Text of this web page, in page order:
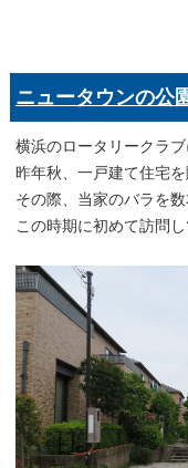
ニュータウンの公
横浜のロータリークラ
昨年秋、一戸建て住宅を
その際、当家のバラを
この時期に初めて訪問し